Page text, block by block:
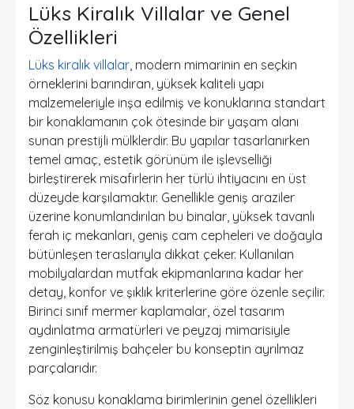
Lüks Kiralık Villalar ve Genel
Özellikleri
Lüks kiralık villalar, modern mimarinin en seçkin
örneklerini barındıran, yüksek kaliteli yapı
malzemeleriyle inşa edilmiş ve konuklarına standart
bir konaklamanın çok ötesinde bir yaşam alanı
sunan prestijli mülklerdir. Bu yapılar tasarlanırken
temel amaç, estetik görünüm ile işlevselliği
birleştirerek misafirlerin her türlü ihtiyacını en üst
düzeyde karşılamaktır. Genellikle geniş araziler
üzerine konumlandırılan bu binalar, yüksek tavanlı
ferah iç mekanları, geniş cam cepheleri ve doğayla
bütünleşen teraslarıyla dikkat çeker. Kullanılan
mobilyalardan mutfak ekipmanlarına kadar her
detay, konfor ve şıklık kriterlerine göre özenle seçilir.
Birinci sınıf mermer kaplamalar, özel tasarım
aydınlatma armatürleri ve peyzaj mimarisiyle
zenginleştirilmiş bahçeler bu konseptin ayrılmaz
parçalarıdır.
Söz konusu konaklama birimlerinin genel özellikleri